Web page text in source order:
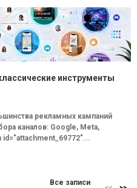
инструменты
рекламных кампаний
каналов: Google, Meta,
Все записи